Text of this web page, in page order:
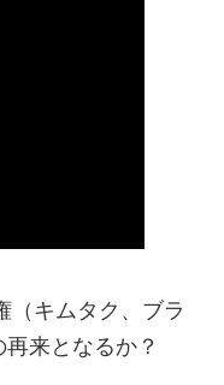
（キムタク、ブラ
再来となるか？